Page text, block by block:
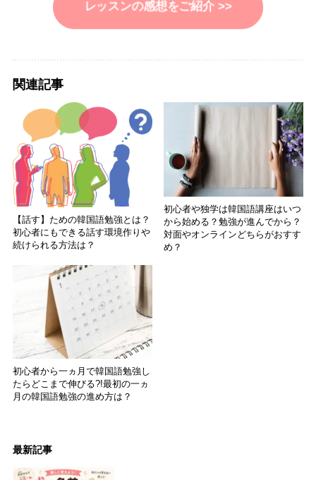
レッスンの感想をご紹介 >>
関連記事
【話す】ための韓国語勉強とは？
初心者にもできる話す環境作りや
続けられる方法は？
初心者や独学は韓国語講座はいつ
から始める？勉強が進んでから？
対面やオンラインどちらがおすす
め？
初心者から一ヵ月で韓国語勉強し
たらどこまで伸びる?!最初の一ヵ
月の韓国語勉強の進め方は？
最新記事